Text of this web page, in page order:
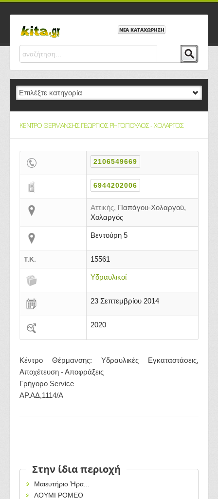
ΝΕΑ ΚΑΤΑΧΩΡΗΣΗ
ΚΕΝΤΡΟ ΘΕΡΜΑΝΣΗΣ ΓΕΩΡΓΙΟΣ ΡΗΓΟΠΟΥΛΟΣ - ΧΟΛΑΡΓΟΣ
2106549669
6944202006
Αττικής, Παπάγου-Χολαργού,
Χολαργός
Βεντούρη 5
Τ.Κ. 15561
Υδραυλικοί
23 Σεπτεμβρίου 2014
2020
Κέντρο Θέρμανσης: Υδραυλικές Εγκαταστάσεις,
Αποχέτευση - Αποφράξεις
Γρήγορο Service
ΑΡ.ΑΔ,1114/Α
Στην ίδια περιοχή
Μαιευτήριο Ήρα...
ΛΟΥΜΙ ΡΟΜΕΟ